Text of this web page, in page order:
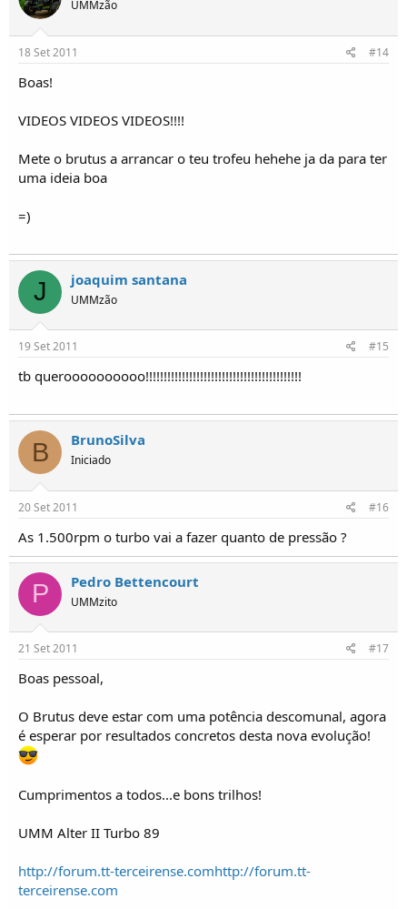
UMMzão
18 Set 2011 #14
Boas!
VIDEOS VIDEOS VIDEOS!!!!
Mete o brutus a arrancar o teu trofeu hehehe ja da para ter
uma ideia boa
=)
J joaquim santana
UMMzão
19 Set 2011 #15
tb queroooooooooo!!!!!!!!!!!!!!!!!!!!!!!!!!!!!!!!!!!!!!!!!!!
B BrunoSilva
Iniciado
20 Set 2011 #16
As 1.500rpm o turbo vai a fazer quanto de pressão ?
P Pedro Bettencourt
UMMzito
21 Set 2011 #17
Boas pessoal,
O Brutus deve estar com uma potência descomunal, agora
é esperar por resultados concretos desta nova evolução!
Cumprimentos a todos...e bons trilhos!
UMM Alter II Turbo 89
http://forum.tt-terceirense.comhttp://forum.tt-
terceirense.com